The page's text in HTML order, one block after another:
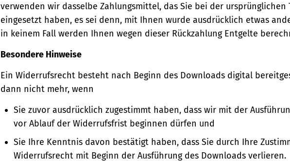
verwenden wir dasselbe Zahlungsmittel, das Sie bei der ursprünglichen
eingesetzt haben, es sei denn, mit Ihnen wurde ausdrücklich etwas
in keinem Fall werden Ihnen wegen dieser Rückzahlung Entgelte
Besondere Hinweise
Ein Widerrufsrecht besteht nach Beginn des Downloads digital
dann nicht mehr, wenn
Sie zuvor ausdrücklich zugestimmt haben, dass wir mit der
vor Ablauf der Widerrufsfrist beginnen dürfen und
Sie Ihre Kenntnis davon bestätigt haben, dass Sie durch Ihre
Widerrufsrecht mit Beginn der Ausführung des Downloads verlieren.